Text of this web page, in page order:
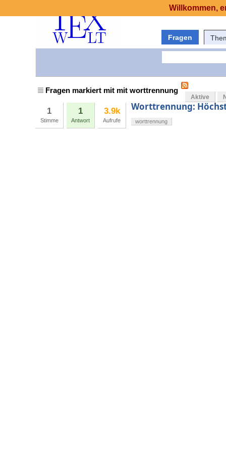
Fragen
Fragen markiert mit mit worttrennung
Aktive
1
Stimme
1
Antwort
3.9k
Aufrufe
Worttrennung:
worttrennung
Willkommen,